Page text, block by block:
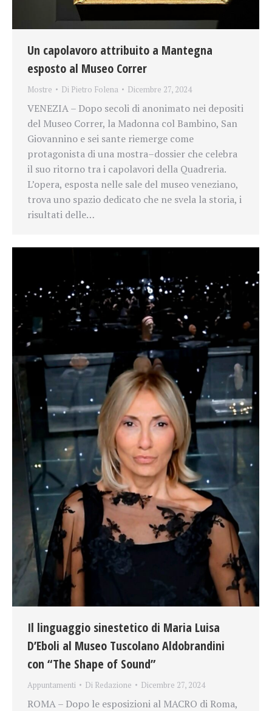
Un capolavoro attribuito a Mantegna
esposto al Museo Correr
Mostre Di Pietro Folena Dicembre 27, 2024
VENEZIA – Dopo secoli di anonimato nei depositi
del Museo Correr, la Madonna col Bambino, San
Giovannino e sei sante riemerge come
protagonista di una mostra–dossier che celebra
il suo ritorno tra i capolavori della Quadreria.
L’opera, esposta nelle sale del museo veneziano,
trova uno spazio dedicato che ne svela la storia, i
risultati delle…
Il linguaggio sinestetico di Maria Luisa
D’Eboli al Museo Tuscolano Aldobrandini
con “The Shape of Sound”
Appuntamenti Di Redazione Dicembre 27, 2024
ROMA – Dopo le esposizioni al MACRO di Roma,